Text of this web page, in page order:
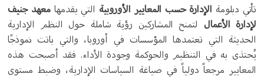
تأتي دبلومة الإدارة حسب المعايير الأوروبيةالتي يقدمهامعهد جنيف
لإدارة الأعمال لتمنح المشاركين رؤية شاملة حول النظم الإدارية
الحديثة التي تعتمدها المؤسسات في أوروبا، والتي باتت نموذجًا
يُحتذى به في التنظيم والحوكمة وجودة الأداء. فقد أصبحت هذه
المعايير مرجعاً دولياً في صياغة السياسات الإدارية، وضبط مستوى